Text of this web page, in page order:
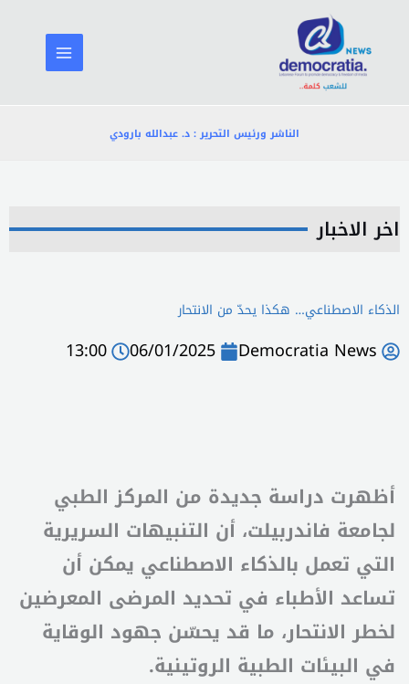
المحتوى
الناشر ورئيس التحرير : د. عبدالله بارودي
اخر الاخبار
الذكاء الاصطناعي… هكذا يحدّ من الانتحار
Democratia News
06/01/2025
13:00
أظهرت دراسة جديدة من المركز الطبي
لجامعة فاندربيلت، أن التنبيهات السريرية
التي تعمل بالذكاء الاصطناعي يمكن أن
تساعد الأطباء في تحديد المرضى المعرضين
لخطر الانتحار، ما قد يحسّن جهود الوقاية
في البيئات الطبية الروتينية.